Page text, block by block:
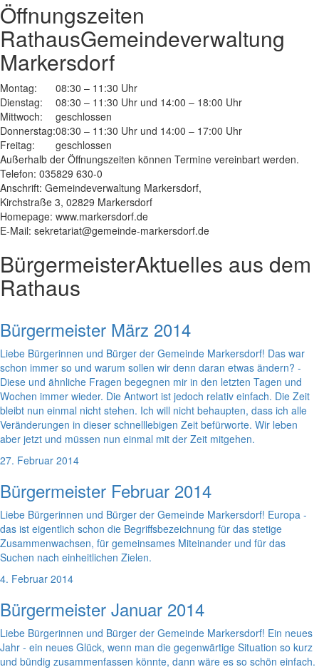
Öffnungszeiten
RathausGemeindeverwaltung
Markersdorf
Montag:
08:30 – 11:30 Uhr
Dienstag:
08:30 – 11:30 Uhr und 14:00 – 18:00 Uhr
Mittwoch:
geschlossen
Donnerstag:08:30 – 11:30 Uhr und 14:00 – 17:00 Uhr
Freitag:
geschlossen
Außerhalb der Öffnungszeiten können Termine vereinbart werden.
Telefon: 035829 630-0
Anschrift: Gemeindeverwaltung Markersdorf,
Kirchstraße 3, 02829 Markersdorf
Homepage: www.markersdorf.de
E-Mail: sekretariat@gemeinde-markersdorf.de
BürgermeisterAktuelles aus dem
Rathaus
Bürgermeister März 2014
Liebe Bürgerinnen und Bürger der Gemeinde Markersdorf! Das war
schon immer so und warum sollen wir denn daran etwas ändern? -
Diese und ähnliche Fragen begegnen mir in den letzten Tagen und
Wochen immer wieder. Die Antwort ist jedoch relativ einfach. Die Zeit
bleibt nun einmal nicht stehen. Ich will nicht behaupten, dass ich alle
Veränderungen in dieser schnelllebigen Zeit befürworte. Wir leben
aber jetzt und müssen nun einmal mit der Zeit mitgehen.
27. Februar 2014
Bürgermeister Februar 2014
Liebe Bürgerinnen und Bürger der Gemeinde Markersdorf! Europa -
das ist eigentlich schon die Begriffsbezeichnung für das stetige
Zusammenwachsen, für gemeinsames Miteinander und für das
Suchen nach einheitlichen Zielen.
4. Februar 2014
Bürgermeister Januar 2014
Liebe Bürgerinnen und Bürger der Gemeinde Markersdorf! Ein neues
Jahr - ein neues Glück, wenn man die gegenwärtige Situation so kurz
und bündig zusammenfassen könnte, dann wäre es so schön einfach.